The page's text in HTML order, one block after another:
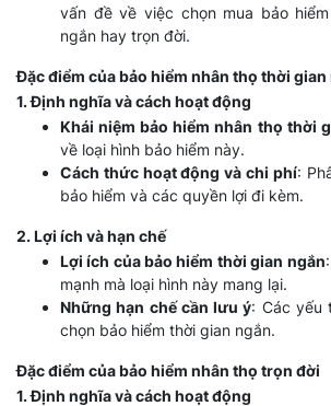
vấn đề về việc chọn mua bảo
ngắn hay trọn đời.
Đặc điểm của bảo hiểm nhân thọ thời gian
1. Định nghĩa và cách hoạt động
Khái niệm bảo hiểm nhân thọ thời
về loại hình bảo hiểm này.
Cách thức hoạt động và chi phí:
bảo hiểm và các quyền lợi đi kèm.
2. Lợi ích và hạn chế
Lợi ích của bảo hiểm thời gian ngắn
mạnh mà loại hình này mang lại.
Những hạn chế cần lưu ý: Các yếu
chọn bảo hiểm thời gian ngắn.
Đặc điểm của bảo hiểm nhân thọ trọn đời
1. Định nghĩa và cách hoạt động